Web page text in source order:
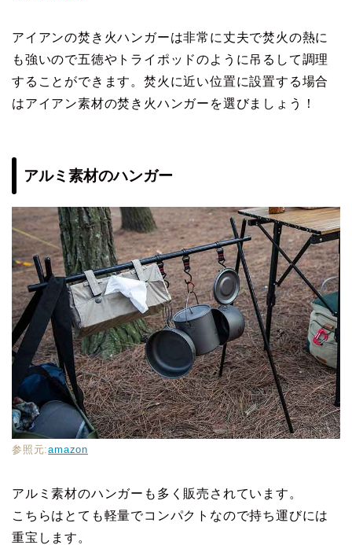
アイアンの焚き火ハンガーは非常に丈夫で焚火の熱に
も強いので五徳やトライポッドのように吊るして調理
することができます。焚火に近い位置に設置する場合
はアイアン素材の焚き火ハンガーを選びましょう！
アルミ素材のハンガー
参照元:amazon
アルミ素材のハンガーも多く販売されています。
こちらはとても軽量でコンパクトなので持ち運びには
重宝します。